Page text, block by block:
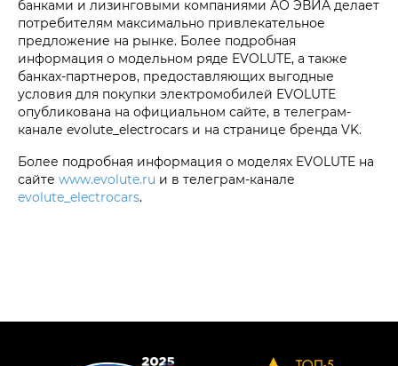
банками и лизинговыми компаниями АО ЭВИА делает
потребителям максимально привлекательное
предложение на рынке. Более подробная
информация о модельном ряде EVOLUTE, а также
банках-партнеров, предоставляющих выгодные
условия для покупки электромобилей EVOLUTE
опубликована на официальном сайте, в телеграм-
канале evolute_electrocars и на странице бренда VK.
Более подробная информация о моделях EVOLUTE на
сайте www.evolute.ru и в телеграм-канале
evolute_electrocars.